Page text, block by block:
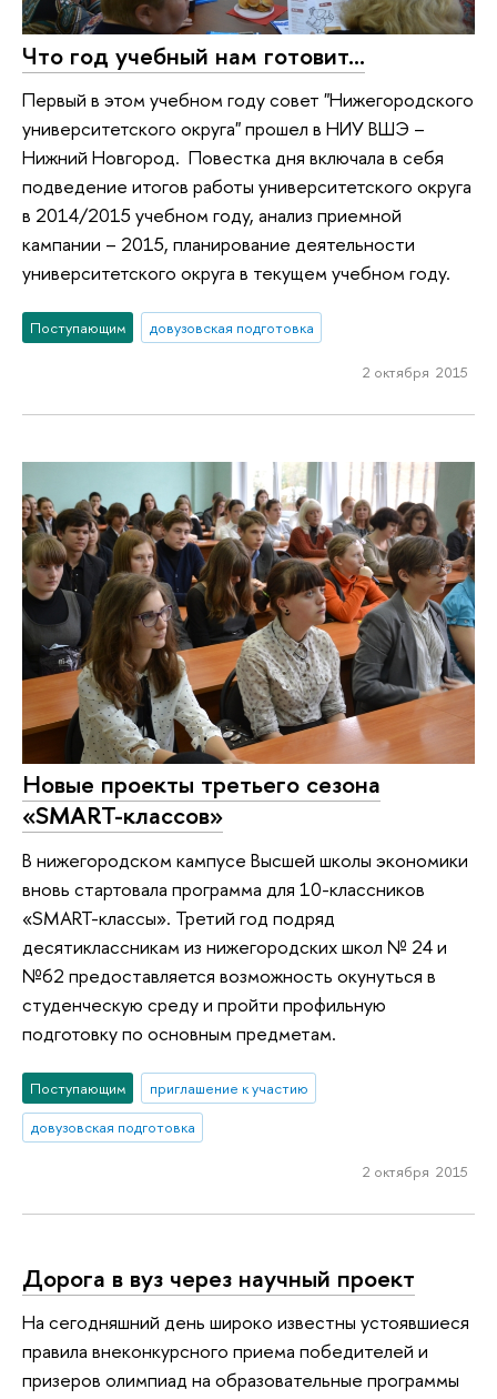
Что год учебный нам готовит...
Первый в этом учебном году совет "Нижегородского
университетского округа" прошел в НИУ ВШЭ –
Нижний Новгород. Повестка дня включала в себя
подведение итогов работы университетского округа
в 2014/2015 учебном году, анализ приемной
кампании – 2015, планирование деятельности
университетского округа в текущем учебном году.
Поступающим довузовская подготовка
2 октября 2015
Новые проекты третьего сезона
«SMART-классов»
В нижегородском кампусе Высшей школы экономики
вновь стартовала программа для 10-классников
«SMART-классы». Третий год подряд
десятиклассникам из нижегородских школ № 24 и
№62 предоставляется возможность окунуться в
студенческую среду и пройти профильную
подготовку по основным предметам.
Поступающим
приглашение к участию
довузовская подготовка
2 октября 2015
Дорога в вуз через научный проект
На сегодняшний день широко известны устоявшиеся
правила внеконкурсного приема победителей и
призеров олимпиад на образовательные программы